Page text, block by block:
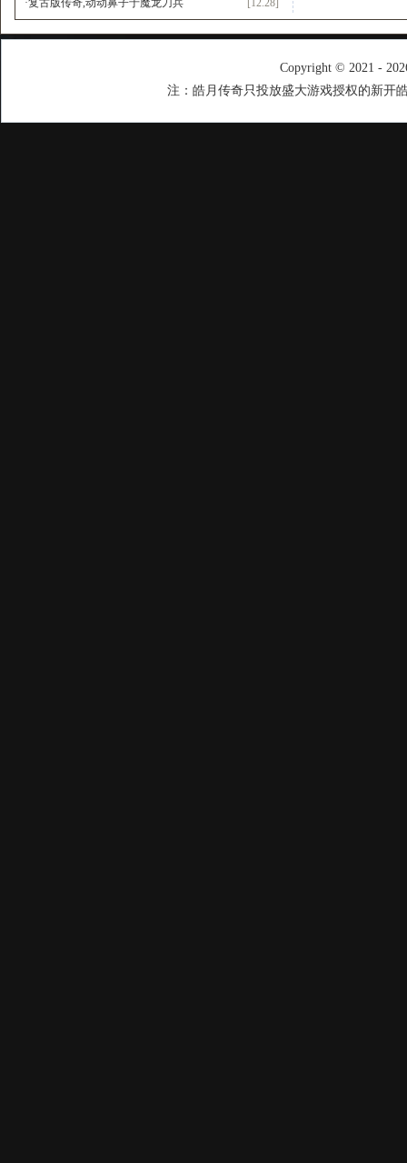
[12.28]
·复古版传奇,动动鼻子于魔龙刀兵
Copyright © 2021 -
注：皓月传奇只投放盛大游戏授权的新开